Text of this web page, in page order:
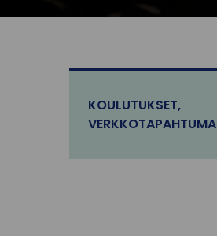
KOULUTUKSET,
VERKKOTAPAHTUMA